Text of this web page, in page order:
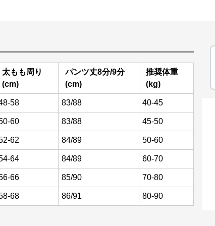
太もも周り
(cm)
パンツ丈8分/9分
(cm)
推奨体重
(kg)
58 83/88 40-45
60 83/88 45-50
62 84/89 50-60
64 84/89 60-70
66 85/90 70-80
68 86/91 80-90